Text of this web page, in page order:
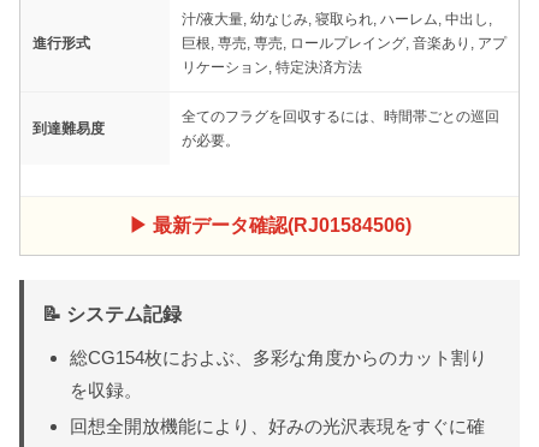
進行形式
汁/液大量, 幼なじみ, 寝取られ, ハーレム, 中出し,
巨根, 専売, 専売, ロールプレイング, 音楽あり, アプ
リケーション, 特定決済方法
到達難易度
全てのフラグを回収するには、時間帯ごとの巡回
が必要。
▶ 最新データ確認(RJ01584506)
📝 システム記録
総CG154枚におよぶ、多彩な角度からのカット割り
を収録。
回想全開放機能により、好みの光沢表現をすぐに確